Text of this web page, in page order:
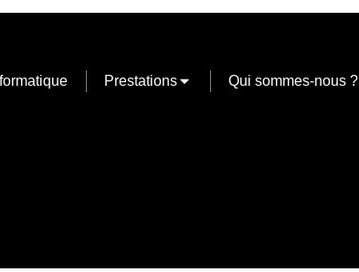
Prestations Qui sommes-nous ?